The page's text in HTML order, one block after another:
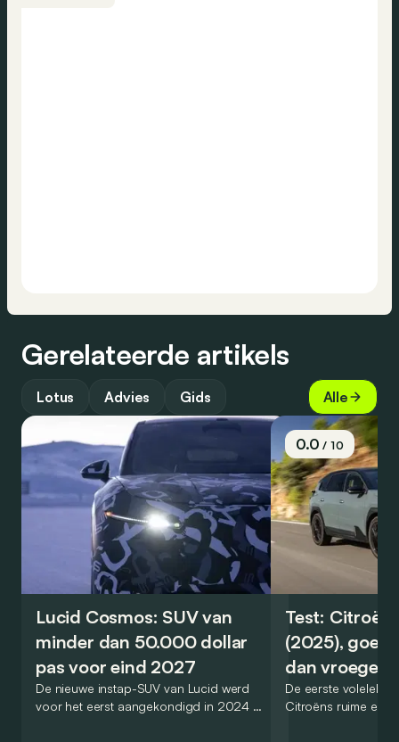
Gerelateerde artikels
Lotus Advies Gids Alle
Lucid Cosmos: SUV van
minder dan 50.000 dollar
pas voor eind 2027
De nieuwe instap-SUV van Lucid werd
voor het eerst aangekondigd in 2024 en
0.0/ 10
Test: Citroën
(2025), goed
dan vroeger
De eerste
Citroëns ruime en